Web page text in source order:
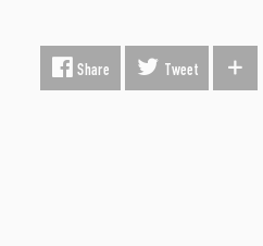
Share Tweet